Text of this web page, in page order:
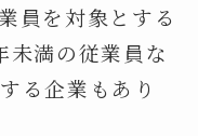
員を対象とする
未満の従業員な
る企業もあり